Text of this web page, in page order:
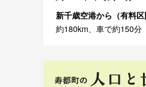
新千歳空港から（有料区
約180km、車で約150分